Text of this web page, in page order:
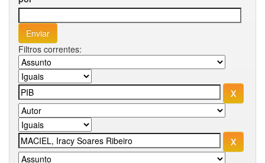
Filtros correntes: